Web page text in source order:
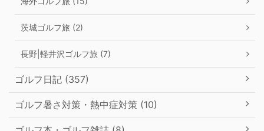
茨城ゴルフ旅 (2)
長野|軽井沢ゴルフ旅 (7)
ゴルフ日記 (357)
ゴルフ暑さ対策・熱中症対策 (10)